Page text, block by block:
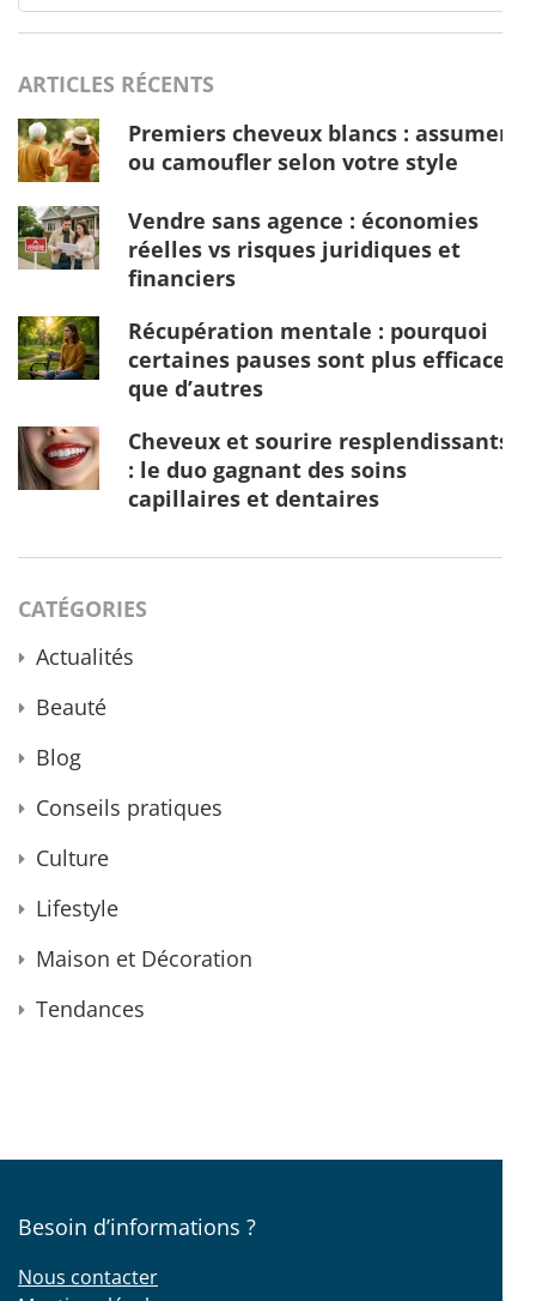
ARTICLES RÉCENTS
Premiers cheveux blancs : assumer
ou camoufler selon votre style
Vendre sans agence : économies
réelles vs risques juridiques et
financiers
Récupération mentale : pourquoi
certaines pauses sont plus efficaces
que d’autres
Cheveux et sourire resplendissants
: le duo gagnant des soins
capillaires et dentaires
CATÉGORIES
Actualités
Beauté
Blog
Conseils pratiques
Culture
Lifestyle
Maison et Décoration
Tendances
Besoin d’informations ?
Nous contacter